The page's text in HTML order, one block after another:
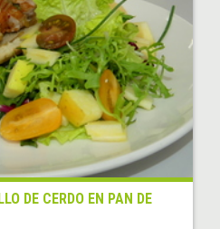
DE CERDO EN PAN DE